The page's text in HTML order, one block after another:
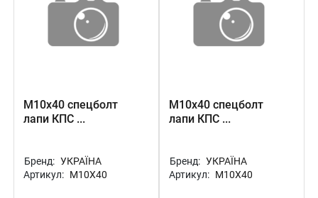
М10х40 спецболт
лапи КПС ...
Бренд: УКРАЇНА
Артикул: М10Х40
М10х40 спецболт
лапи КПС ...
Бренд: УКРАЇНА
Артикул: М10Х40